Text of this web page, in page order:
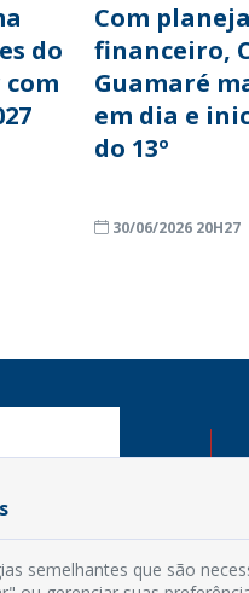
do
Com
financeiro,
Guamaré
em dia e
do 13º
30/06/2026 20H27
semelhantes que são